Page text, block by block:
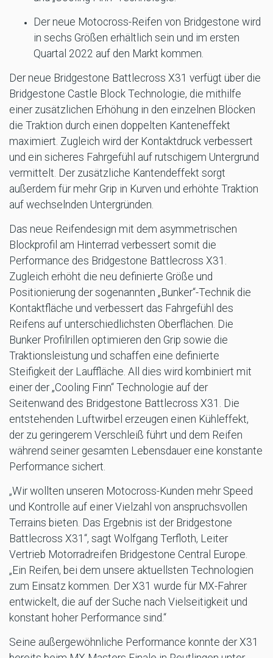
Der neue Motocross-Reifen von Bridgestone wird
in sechs Größen erhältlich sein und im ersten
Quartal 2022 auf den Markt kommen.
Der neue Bridgestone Battlecross X31 verfügt über die
Bridgestone Castle Block Technologie, die mithilfe
einer zusätzlichen Erhöhung in den einzelnen Blöcken
die Traktion durch einen doppelten Kanteneffekt
maximiert. Zugleich wird der Kontaktdruck verbessert
und ein sicheres Fahrgefühl auf rutschigem Untergrund
vermittelt. Der zusätzliche Kantendeffekt sorgt
außerdem für mehr Grip in Kurven und erhöhte Traktion
auf wechselnden Untergründen.
Das neue Reifendesign mit dem asymmetrischen
Blockprofil am Hinterrad verbessert somit die
Performance des Bridgestone Battlecross X31.
Zugleich erhöht die neu definierte Größe und
Positionierung der sogenannten „Bunker“-Technik die
Kontaktfläche und verbessert das Fahrgefühl des
Reifens auf unterschiedlichsten Oberflächen. Die
Bunker Profilrillen optimieren den Grip sowie die
Traktionsleistung und schaffen eine definierte
Steifigkeit der Lauffläche. All dies wird kombiniert mit
einer der „Cooling Finn“ Technologie auf der
Seitenwand des Bridgestone Battlecross X31. Die
entstehenden Luftwirbel erzeugen einen Kühleffekt,
der zu geringerem Verschleiß führt und dem Reifen
während seiner gesamten Lebensdauer eine konstante
Performance sichert.
„Wir wollten unseren Motocross-Kunden mehr Speed
und Kontrolle auf einer Vielzahl von anspruchsvollen
Terrains bieten. Das Ergebnis ist der Bridgestone
Battlecross X31“, sagt Wolfgang Terfloth, Leiter
Vertrieb Motorradreifen Bridgestone Central Europe.
„Ein Reifen, bei dem unsere aktuellsten Technologien
zum Einsatz kommen. Der X31 wurde für MX-Fahrer
entwickelt, die auf der Suche nach Vielseitigkeit und
konstant hoher Performance sind.“
Seine außergewöhnliche Performance konnte der X31